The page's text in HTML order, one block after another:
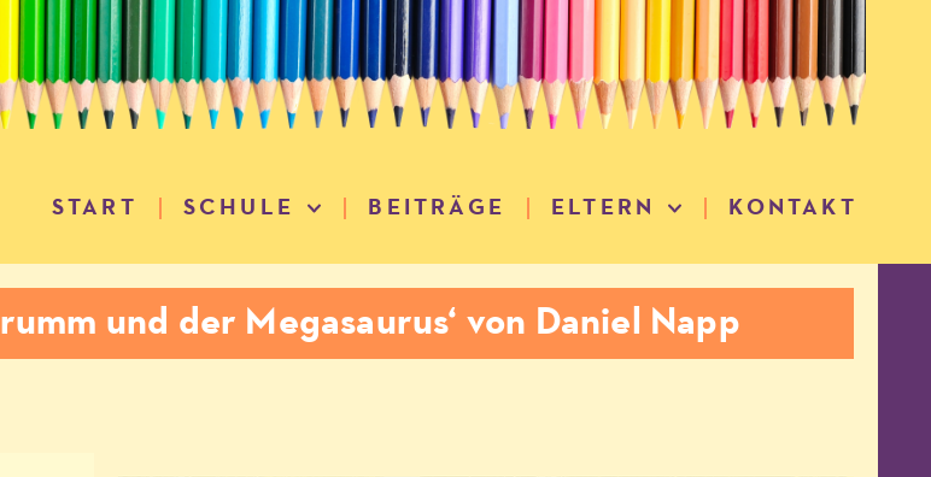
START SCHULE BEITRÄGE ELTERN KONTAKT
und der Megasaurus‘ von Daniel Napp